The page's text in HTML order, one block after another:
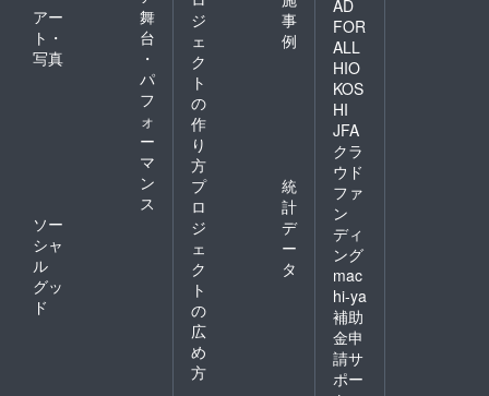
アー
ト・
写真
舞
台
・
パ
フ
ォ
ー
マ
ン
ス
ソー
シャ
ル
グッ
ド
ジ
ェ
ク
ト
の
作
り
方
事
例
プ
ロ
ジ
ェ
ク
ト
の
広
め
方
統
計
デ
ー
タ
AD
FOR
ALL
HIO
KOS
HI
JFA
クラ
ウド
ファ
ン
ディ
ング
mac
hi-ya
補助
金申
請サ
ポー